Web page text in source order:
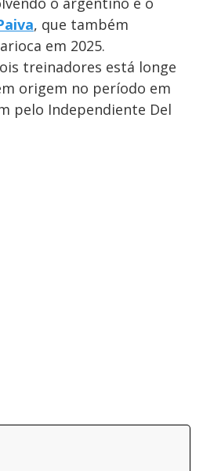
, que também
em 2025.
treinadores está longe
origem no período em
pelo Independiente Del